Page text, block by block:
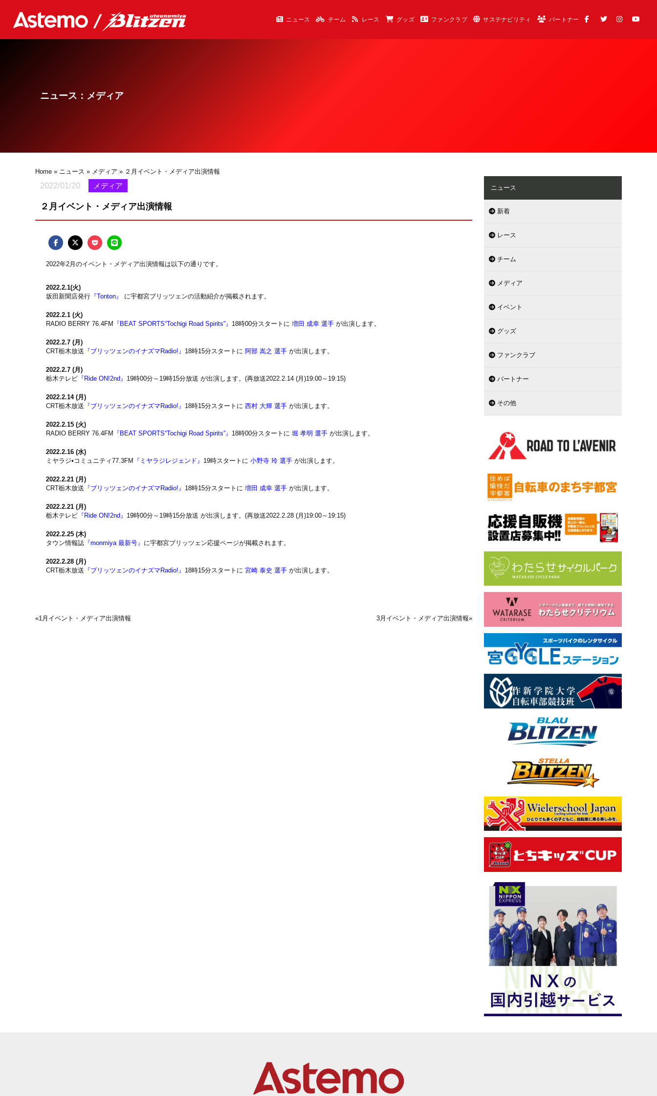
ニュース チーム レース グッズ ファンクラブ サステナビリティ パートナー
ニュース：メディア
Home » ニュース » メディア » ２月イベント・メディア出演情報
2022/01/20 メディア
２月イベント・メディア出演情報
2022年2月のイベント・メディア出演情報は以下の通りです。
2022.2.1(火)
坂田新聞店発行 『Tonton』 に宇都宮ブリッツェンの活動紹介が掲載されます。
2022.2.1 (火)
RADIO BERRY 76.4FM
『BEAT SPORTS“Tochigi Road Spirits”』 18時00分スタートに 増田 成幸 選手 が出演します。
2022.2.7 (月)
CRT栃木放送 『ブリッツェンのイナズマRadio!』 18時15分スタートに 阿部 嵩之 選手 が出演します。
2022.2.7 (月)
栃木テレビ 『Ride ON!2nd』 19時00分～19時15分放送 が出演します。(再放送2022.2.14 (月)19:00～19:15)
2022.2.14 (月)
CRT栃木放送 『ブリッツェンのイナズマRadio!』 18時15分スタートに 西村 大輝 選手 が出演します。
2022.2.15 (火)
RADIO BERRY 76.4FM
『BEAT SPORTS“Tochigi Road Spirits”』 18時00分スタートに 堀 孝明 選手 が出演します。
2022.2.16 (水)
ミヤラジ•コミュニティ77.3FM
『ミヤラジレジェンド』 19時スタートに小野寺 玲 選手 が出演します。
2022.2.21 (月)
CRT栃木放送 『ブリッツェンのイナズマRadio!』 18時15分スタートに 増田 成幸 選手 が出演します。
2022.2.21 (月)
栃木テレビ 『Ride ON!2nd』 19時00分～19時15分放送 が出演します。(再放送2022.2.28 (月)19:00～19:15)
2022.2.25 (木)
タウン情報誌 『monmiya 最新号』 に宇都宮ブリッツェン応援ページが掲載されます。
2022.2.28 (月)
CRT栃木放送 『ブリッツェンのイナズマRadio!』 18時15分スタートに 宮崎 泰史 選手 が出演します。
«1月イベント・メディア出演情報 3月イベント・メディア出演情報»
ニュース
新着
レース
チーム
メディア
イベント
グッズ
ファンクラブ
パートナー
その他